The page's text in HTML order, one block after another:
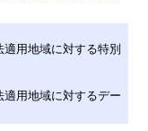
用地域に対する特別
用地域に対するデー